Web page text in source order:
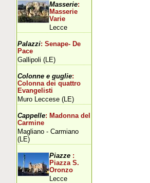
Masserie:
Masserie
Varie
Lecce
Palazzi: Senape- De
Pace
Gallipoli (LE)
Colonne e guglie:
Colonna dei quattro
Evangelisti
Muro Leccese (LE)
Cappelle: Madonna del
Carmine
Magliano - Carmiano
(LE)
Piazze :
Piazza S.
Oronzo
Lecce